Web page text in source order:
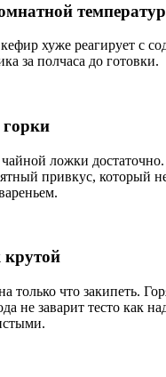
хуже реагирует с
за полчаса до готовки.
горки
ложки
привкус, который
только что закипеть.
не заварит тесто как